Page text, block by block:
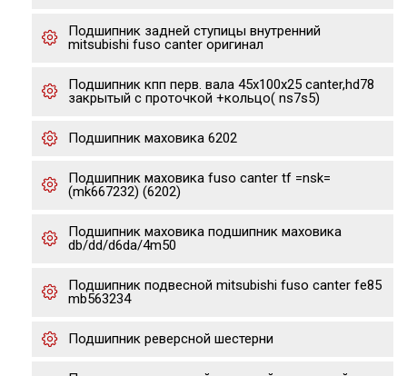
Подшипник задней ступицы внутренний
mitsubishi fuso canter оригинал
Подшипник кпп перв. вала 45x100x25 canter,hd78
закрытый с проточкой +кольцо( ns7s5)
Подшипник маховика 6202
Подшипник маховика fuso canter tf =nsk=
(mk667232) (6202)
Подшипник маховика подшипник маховика
db/dd/d6da/4m50
Подшипник подвесной mitsubishi fuso canter fe85
mb563234
Подшипник реверсной шестерни